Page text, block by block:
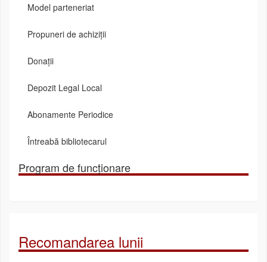
Model parteneriat
Propuneri de achiziții
Donații
Depozit Legal Local
Abonamente Periodice
Întreabă bibliotecarul
Program de funcționare
Recomandarea lunii